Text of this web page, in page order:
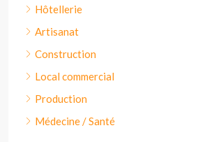
Hôtellerie
Artisanat
Construction
Local commercial
Production
Médecine / Santé